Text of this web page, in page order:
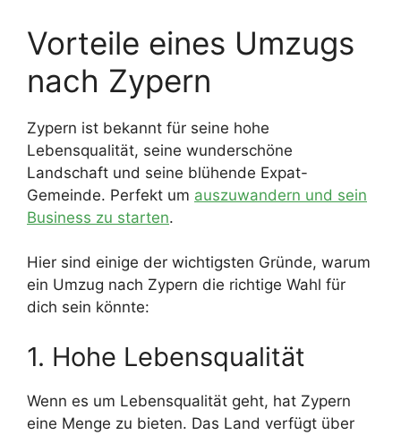
Vorteile eines Umzugs
nach Zypern
Zypern ist bekannt für seine hohe
Lebensqualität, seine wunderschöne
Landschaft und seine blühende Expat-
Gemeinde. Perfekt um auszuwandern und sein
Business zu starten.
Hier sind einige der wichtigsten Gründe, warum
ein Umzug nach Zypern die richtige Wahl für
dich sein könnte:
1. Hohe Lebensqualität
Wenn es um Lebensqualität geht, hat Zypern
eine Menge zu bieten. Das Land verfügt über